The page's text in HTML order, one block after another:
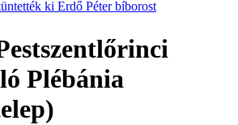
ki Erdő Péter bíborost
Plébánia